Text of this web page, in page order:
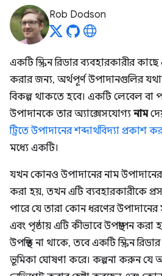
Rob Dodson
একটি স্ক্রিন রিডার ব্যবহারকারীর
করার জন্য, অর্থপূর্ণ উপাদানগুলির
বিকল্প থাকতে হবে। একটি লেবেল বা
উপাদানকে তার অ্যাক্সেসযোগ্য নাম
ট্রিতে উপাদানের শব্দার্থবিদ্যা প্রকাশ
মধ্যে একটি।
যখন কোনও উপাদানের নাম উপাদানের
করা হয়, তখন এটি ব্যবহারকারীকে
পারে যে তারা কোন ধরণের উপাদানের
এবং পৃষ্ঠায় এটি কীভাবে উপস্থাপন
উপস্থিত না থাকে, তবে একটি স্ক্রিন
ভূমিকা ঘোষণা করে। কল্পনা করুন যে